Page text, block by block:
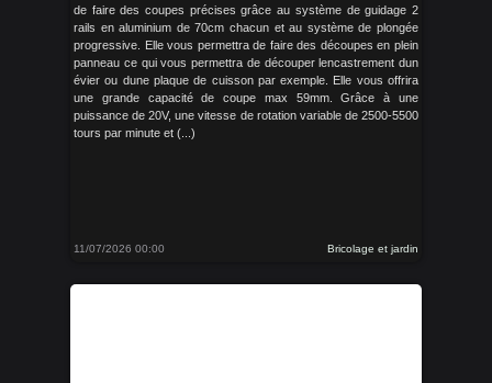
de faire des coupes précises grâce au système de guidage 2
rails en aluminium de 70cm chacun et au système de plongée
progressive. Elle vous permettra de faire des découpes en plein
panneau ce qui vous permettra de découper lencastrement dun
évier ou dune plaque de cuisson par exemple. Elle vous offrira
une grande capacité de coupe max 59mm. Grâce à une
puissance de 20V, une vitesse de rotation variable de 2500-5500
tours par minute et (...)
11/07/2026 00:00 Bricolage et jardin